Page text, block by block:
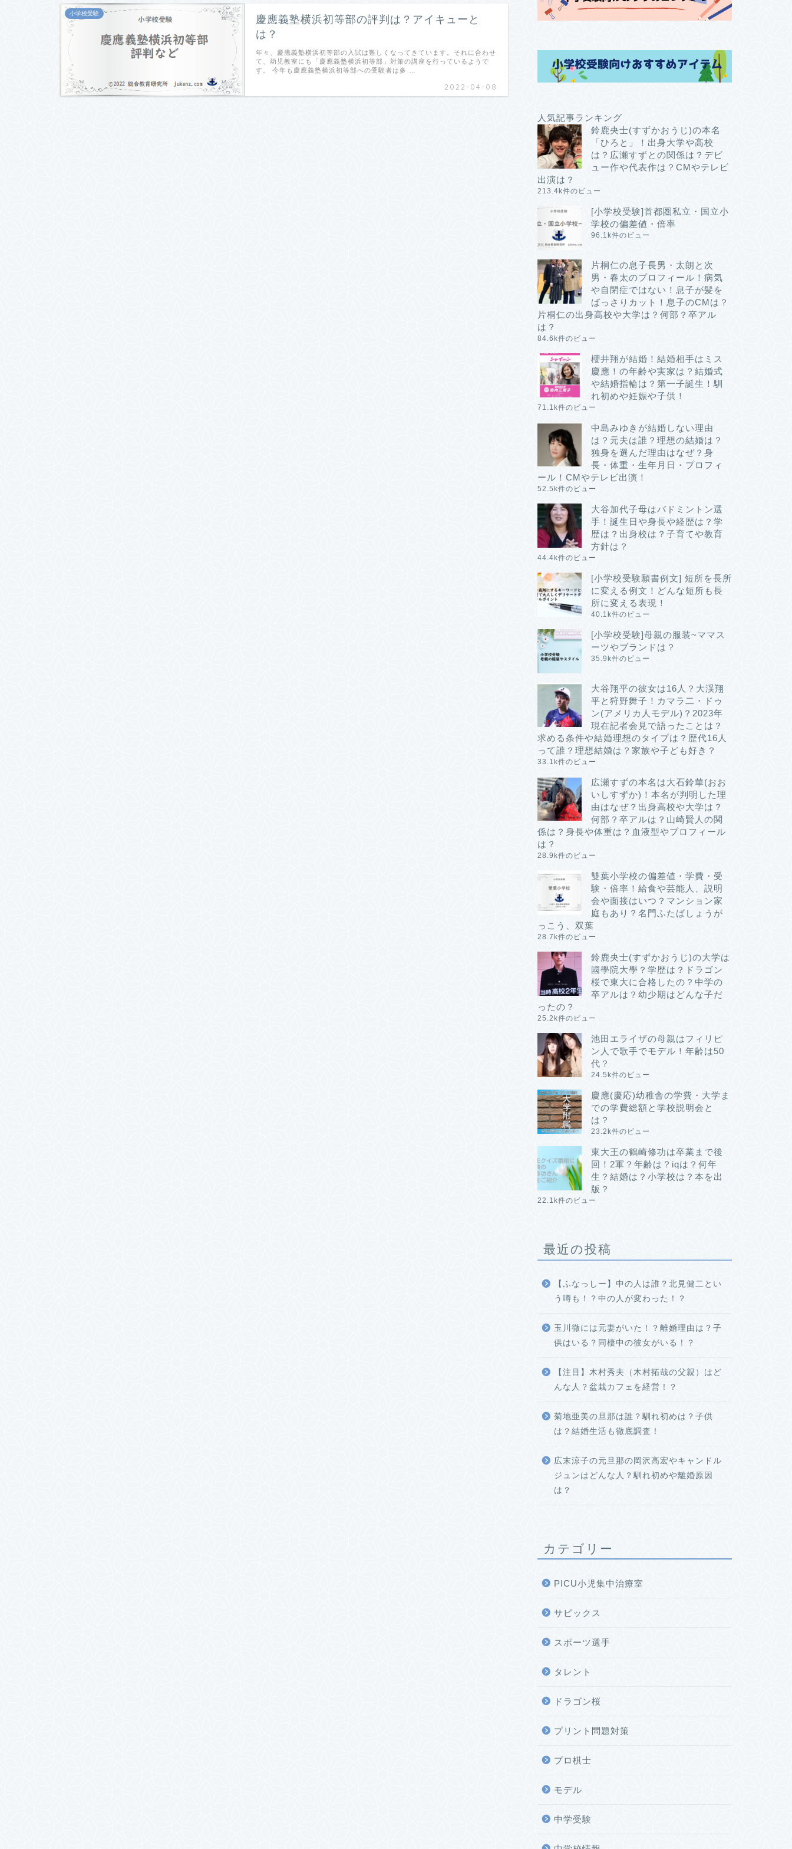
小学校受験
慶應義塾横浜初等部の評判は？アイキューと
は？
2022-04-08
年々、慶應義塾横浜初等部の入試は難しくなってきています。それに合わせ
て、幼児教室にも「慶應義塾横浜初等部」対策の講座を行っているようで
す。 今年も慶應義塾横浜初等部への受験者は多 …
人気記事ランキング
鈴鹿央士(すずかおうじ)の本名
「ひろと」！出身大学や高校
は？広瀬すずとの関係は？デビ
ュー作や代表作は？CMやテレビ
出演は？
213.4k件のビュー
[小学校受験]首都圏私立・国立小
学校の偏差値・倍率
96.1k件のビュー
片桐仁の息子長男・太朗と次
男・春太のプロフィール！病気
や自閉症ではない！息子が髪を
ばっさりカット！息子のCMは？
片桐仁の出身高校や大学は？何部？卒アル
は？
84.6k件のビュー
櫻井翔が結婚！結婚相手はミス
慶應！の年齢や実家は？結婚式
や結婚指輪は？第一子誕生！馴
れ初めや妊娠や子供！
71.1k件のビュー
中島みゆきが結婚しない理由
は？元夫は誰？理想の結婚は？
独身を選んだ理由はなぜ？身
長・体重・生年月日・プロフィ
ール！CMやテレビ出演！
52.5k件のビュー
大谷加代子母はバドミントン選
手！誕生日や身長や経歴は？学
歴は？出身校は？子育てや教育
方針は？
44.4k件のビュー
[小学校受験願書例文] 短所を長所
に変える例文！どんな短所も長
所に変える表現！
40.1k件のビュー
[小学校受験]母親の服装~ママス
ーツやブランドは？
35.9k件のビュー
大谷翔平の彼女は16人？大渓翔
平と狩野舞子！カマラ二・ドゥ
ン(アメリカ人モデル)？2023年
現在記者会見で語ったことは？
求める条件や結婚理想のタイプは？歴代16人
って誰？理想結婚は？家族や子ども好き？
33.1k件のビュー
広瀬すずの本名は大石鈴華(おお
いしすずか)！本名が判明した理
由はなぜ？出身高校や大学は？
何部？卒アルは？山崎賢人の関
係は？身長や体重は？血液型やプロフィール
は？
28.9k件のビュー
雙葉小学校の偏差値・学費・受
験・倍率！給食や芸能人、説明
会や面接はいつ？マンション家
庭もあり？名門ふたばしょうが
っこう、双葉
28.7k件のビュー
鈴鹿央士(すずかおうじ)の大学は
國學院大學？学歴は？ドラゴン
桜で東大に合格したの？中学の
卒アルは？幼少期はどんな子だ
ったの？
25.2k件のビュー
池田エライザの母親はフィリピ
ン人で歌手でモデル！年齢は50
代？
24.5k件のビュー
慶應(慶応)幼稚舎の学費・大学ま
での学費総額と学校説明会と
は？
23.2k件のビュー
東大王の鶴崎修功は卒業まで後
回！2軍？年齢は？iqは？何年
生？結婚は？小学校は？本を出
版？
22.1k件のビュー
最近の投稿
【ふなっしー】中の人は誰？北見健二とい
う噂も！？中の人が変わった！？
玉川徹には元妻がいた！？離婚理由は？子
供はいる？同棲中の彼女がいる！？
【注目】木村秀夫（木村拓哉の父親）はど
んな人？盆栽カフェを経営！？
菊地亜美の旦那は誰？馴れ初めは？子供
は？結婚生活も徹底調査！
広末涼子の元旦那の岡沢高宏やキャンドル
ジュンはどんな人？馴れ初めや離婚原因
は？
カテゴリー
PICU小児集中治療室
サピックス
スポーツ選手
タレント
ドラゴン桜
プリント問題対策
プロ棋士
モデル
中学受験